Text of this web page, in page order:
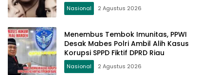
Nasional 2 Agustus 2026
Menembus Tembok Imunitas, PPWI
Desak Mabes Polri Ambil Alih Kasus
Korupsi SPPD Fiktif DPRD Riau
Nasional 2 Agustus 2026